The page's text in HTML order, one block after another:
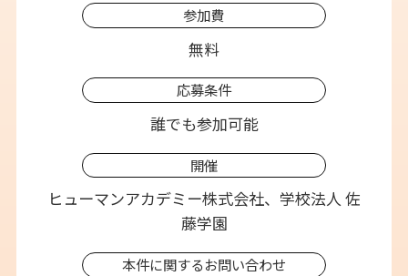
参加費
無料
応募条件
誰でも参加可能
開催
ヒューマンアカデミー株式会社、学校法人 佐
藤学園
本件に関するお問い合わせ